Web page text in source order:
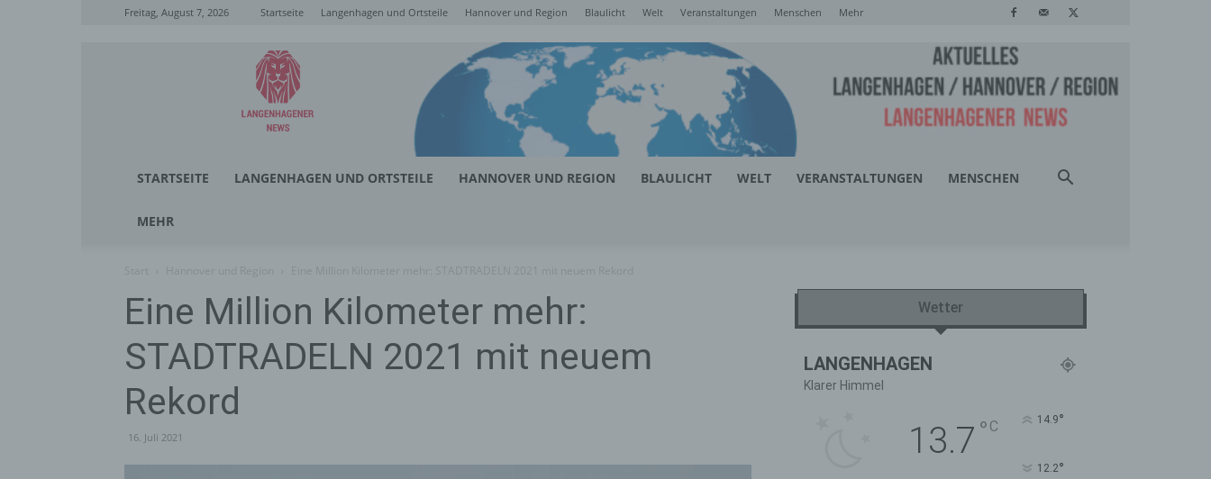
Freitag, August 7, 2026 Startseite Langenhagen und Ortsteile Hannover und Region Blaulicht Welt Veranstaltungen Menschen Mehr
Langenhagener
News
STARTSEITE LANGENHAGEN UND ORTSTEILE HANNOVER UND REGION BLAULICHT WELT VERANSTALTUNGEN MENSCHEN
MEHR
Eine Million Kilometer mehr:
STADTRADELN 2021 mit neuem
Rekord
16. Juli 2021
Wetter
LANGENHAGEN
Klarer Himmel
13.7 ° C 14.9°
12.2°